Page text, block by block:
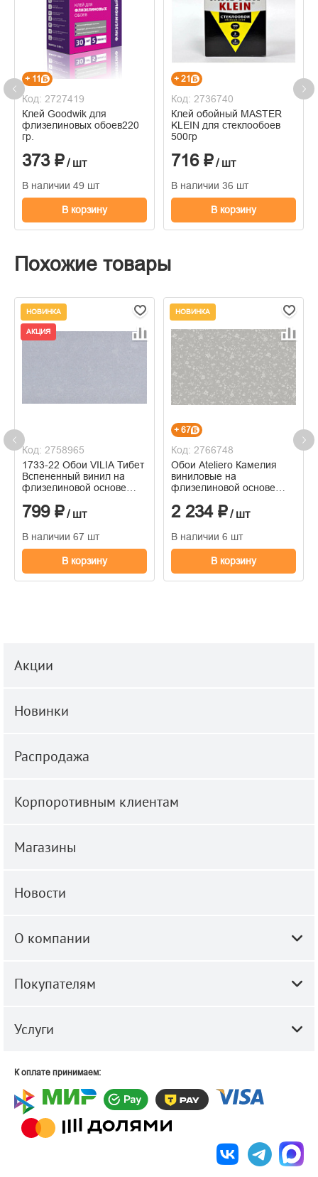
+ 11
Код: 2727419
Клей Goodwik для
флизелиновых обоев220
гр.
373 ₽/ шт
В наличии 49 шт
В корзину
+ 21
Код: 2736740
Клей обойный MASTER
KLEIN для стеклообоев
500гр
716 ₽/ шт
В наличии 36 шт
В корзину
Похожие товары
НОВИНКА
АКЦИЯ
Код: 2758965
1733-22 Обои VILIA Тибет
Вспененный винил на
флизелиновой основе
799 ₽/ шт
В наличии 67 шт
В корзину
НОВИНКА
+ 67
Код: 2766748
Обои Ateliero Камелия
виниловые на
флизелиновой основе
1,06м*10м
2 234 ₽/ шт
В наличии 6 шт
В корзину
Акции
Новинки
Распродажа
Корпоротивным клиентам
Магазины
Новости
О компании
Покупателям
Услуги
К оплате принимаем: